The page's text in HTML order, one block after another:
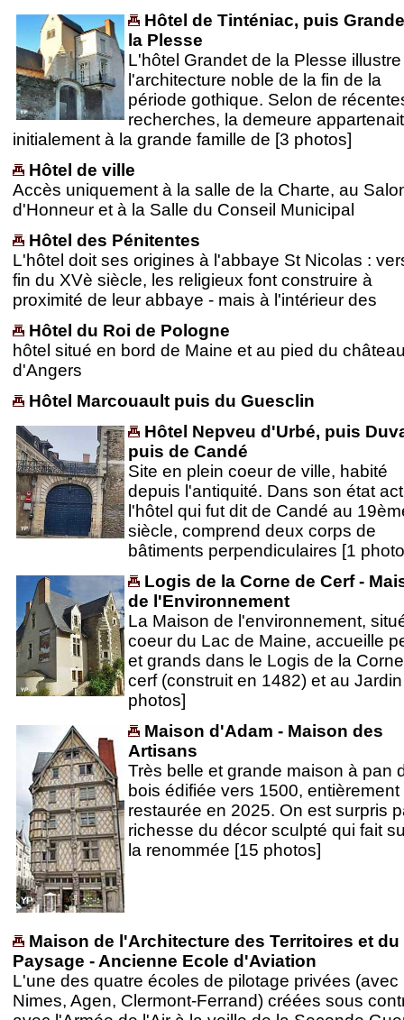
Hôtel de Tinténiac, puis
la Plesse
L'hôtel Grandet de la Plesse illustre
l'architecture noble de la fin de la
période gothique. Selon de
recherches, la demeure appartenait
initialement à la grande famille de [3 photos]
Hôtel de ville
Accès uniquement à la salle de la Charte, au
d'Honneur et à la Salle du Conseil Municipal
Hôtel des Pénitentes
L'hôtel doit ses origines à l'abbaye St Nicolas :
fin du XVè siècle, les religieux font construire à
proximité de leur abbaye - mais à l'intérieur des
Hôtel du Roi de Pologne
hôtel situé en bord de Maine et au pied du
d'Angers
Hôtel Marcouault puis du Guesclin
Hôtel Nepveu d'Urbé, puis
puis de Candé
Site en plein coeur de ville, habité
depuis l'antiquité. Dans son état
l'hôtel qui fut dit de Candé au
siècle, comprend deux corps de
bâtiments perpendiculaires [1
Logis de la Corne de Cerf -
de l'Environnement
La Maison de l'environnement,
coeur du Lac de Maine, accueille
et grands dans le Logis de la
cerf (construit en 1482) et au
photos]
Maison d'Adam - Maison des
Artisans
Très belle et grande maison à pan
bois édifiée vers 1500, entièrement
restaurée en 2025. On est surpris
richesse du décor sculpté qui fait
la renommée [15 photos]
Maison de l'Architecture des Territoires et du
Paysage - Ancienne Ecole d'Aviation
L'une des quatre écoles de pilotage privées (avec
Nimes, Agen, Clermont-Ferrand) créées sous